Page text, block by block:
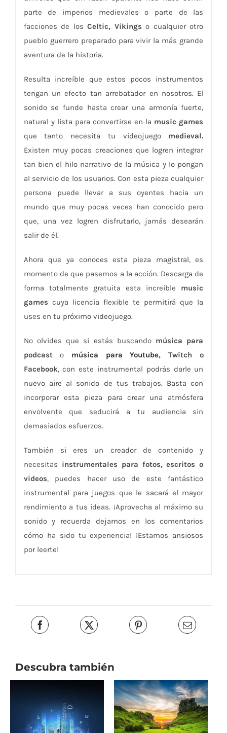
parte de imperios medievales o parte de las
facciones de losCeltic, Vikingso cualquier otro
pueblo guerrero preparado para vivir la más grande
aventura de la historia.
Resulta increíble que estos pocos instrumentos
tengan un efecto tan arrebatador en nosotros. El
sonido se funde hasta crear una armonía fuerte,
natural y lista para convertirse en la music games
que tanto necesita tu videojuego medieval.
Existen muy pocas creaciones que logren integrar
tan bien el hilo narrativo de la música y lo pongan
al servicio de los usuarios. Con esta pieza cualquier
persona puede llevar a sus oyentes hacia un
mundo que muy pocas veces han conocido pero
que, una vez logren disfrutarlo, jamás desearán
salir de él.
Ahora que ya conoces esta pieza magistral, es
momento de que pasemos a la acción. Descarga de
forma totalmente gratuita esta increíble music
games cuya licencia flexible te permitirá que la
uses en tu próximo videojuego.
No olvides que si estás buscando música para
podcasto música para Youtube, Twitch o
Facebook, con este instrumental podrás darle un
nuevo aire al sonido de tus trabajos. Basta con
incorporar esta pieza para crear una atmósfera
envolvente que seducirá a tu audiencia sin
demasiados esfuerzos.
También si eres un creador de contenido y
necesitas instrumentales para fotos, escritos o
videos, puedes hacer uso de este fantástico
instrumental para juegos que le sacará el mayor
rendimiento a tus ideas. ¡Aprovecha al máximo su
sonido y recuerda dejarnos en los comentarios
cómo ha sido tu experiencia! ¡Estamos ansiosos
por leerte!
Descubra también